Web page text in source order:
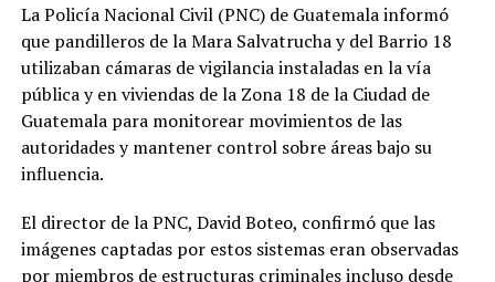
La Policía Nacional Civil (PNC) de Guatemala informó
que pandilleros de la Mara Salvatrucha y del Barrio 18
utilizaban cámaras de vigilancia instaladas en la vía
pública y en viviendas de la Zona 18 de la Ciudad de
Guatemala para monitorear movimientos de las
autoridades y mantener control sobre áreas bajo su
influencia.
El director de la PNC, David Boteo, confirmó que las
imágenes captadas por estos sistemas eran observadas
por miembros de estructuras criminales incluso desde